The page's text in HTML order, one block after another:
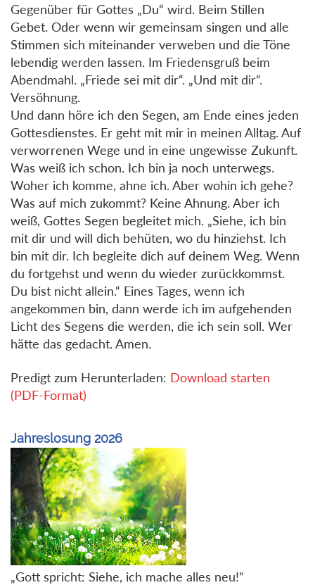
Gegenüber für Gottes „Du“ wird. Beim Stillen
Gebet. Oder wenn wir gemeinsam singen und alle
Stimmen sich miteinander verweben und die Töne
lebendig werden lassen. Im Friedensgruß beim
Abendmahl. „Friede sei mit dir“. „Und mit dir“.
Versöhnung.
Und dann höre ich den Segen, am Ende eines jeden
Gottesdienstes. Er geht mit mir in meinen Alltag. Auf
verworrenen Wege und in eine ungewisse Zukunft.
Was weiß ich schon. Ich bin ja noch unterwegs.
Woher ich komme, ahne ich. Aber wohin ich gehe?
Was auf mich zukommt? Keine Ahnung. Aber ich
weiß, Gottes Segen begleitet mich. „Siehe, ich bin
mit dir und will dich behüten, wo du hinziehst. Ich
bin mit dir. Ich begleite dich auf deinem Weg. Wenn
du fortgehst und wenn du wieder zurückkommst.
Du bist nicht allein.“ Eines Tages, wenn ich
angekommen bin, dann werde ich im aufgehenden
Licht des Segens die werden, die ich sein soll. Wer
hätte das gedacht. Amen.
Predigt zum Herunterladen: Download starten
(PDF-Format)
Jahreslosung 2026
„Gott spricht: Siehe, ich mache alles neu!“